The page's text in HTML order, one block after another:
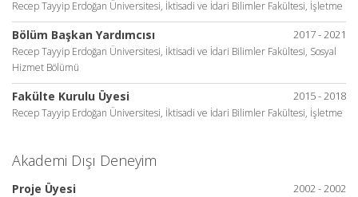
Recep Tayyip Erdoğan Üniversitesi, İktisadi ve İdari Bilimler Fakültesi, İşletme
2017 - 2021
Bölüm Başkan Yardımcısı
Recep Tayyip Erdoğan Üniversitesi, İktisadi ve İdari Bilimler Fakültesi, Sosyal
Hizmet Bölümü
2015 - 2018
Fakülte Kurulu Üyesi
Recep Tayyip Erdoğan Üniversitesi, İktisadi ve İdari Bilimler Fakültesi, İşletme
Akademi Dışı Deneyim
2002 - 2002
Proje Üyesi